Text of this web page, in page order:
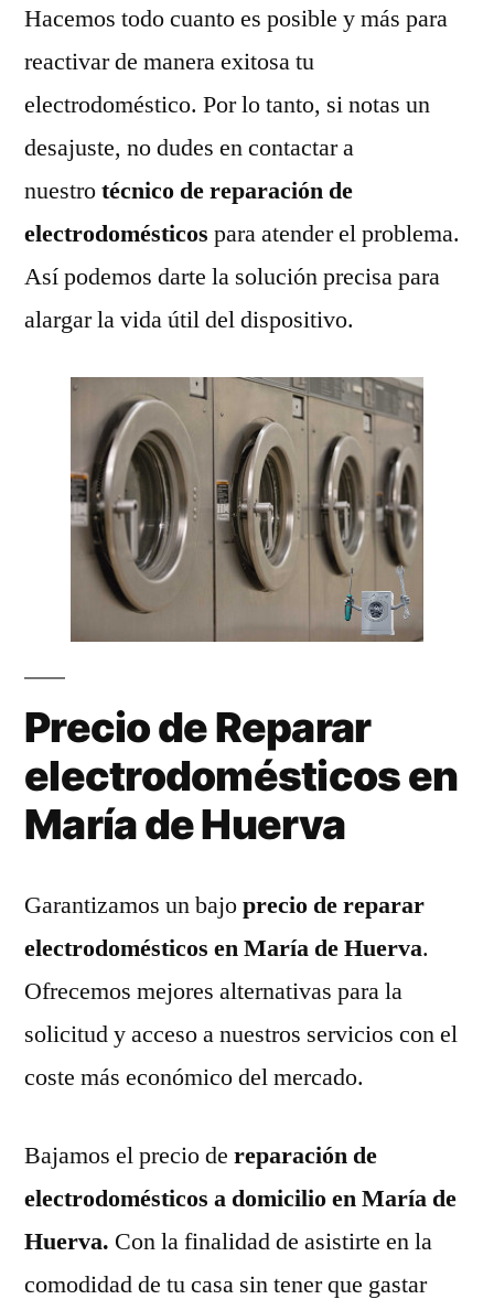
Hacemos todo cuanto es posible y más para
reactivar de manera exitosa tu
electrodoméstico. Por lo tanto, si notas un
desajuste, no dudes en contactar a
nuestrotécnico de reparación de
electrodomésticos para atender el problema.
Así podemos darte la solución precisa para
alargar la vida útil del dispositivo.
Precio de Reparar
electrodomésticos en
María de Huerva
Garantizamos un bajoprecio de reparar
electrodomésticos en María de Huerva.
Ofrecemos mejores alternativas para la
solicitud y acceso a nuestros servicios con el
coste más económico del mercado.
Bajamos el precio de reparación de
electrodomésticos a domicilio en María de
Huerva. Con la finalidad de asistirte en la
comodidad de tu casa sin tener que gastar